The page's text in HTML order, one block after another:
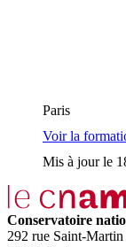
Paris
Voir la
Mis à jour le
Conservatoire
292 rue Saint-Martin